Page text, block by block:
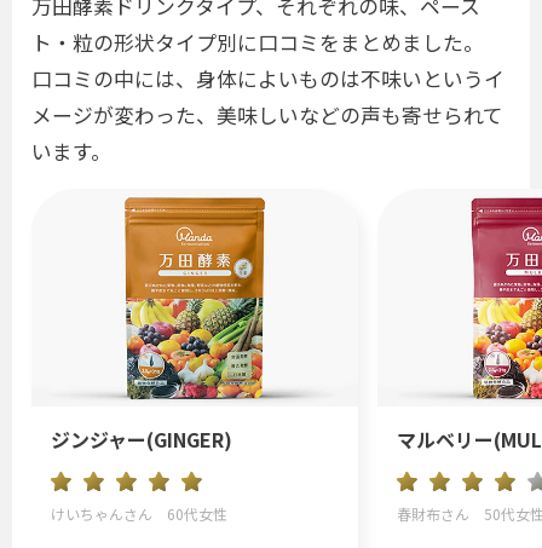
万田酵素ドリンクタイプ、それぞれの味、ペース
ト・粒の形状タイプ別に口コミをまとめました。
口コミの中には、身体によいものは不味いというイ
メージが変わった、美味しいなどの声も寄せられて
います。
ジンジャー(GINGER)
けいちゃんさん 60代女性
マルベリー
春財布さん 50代女